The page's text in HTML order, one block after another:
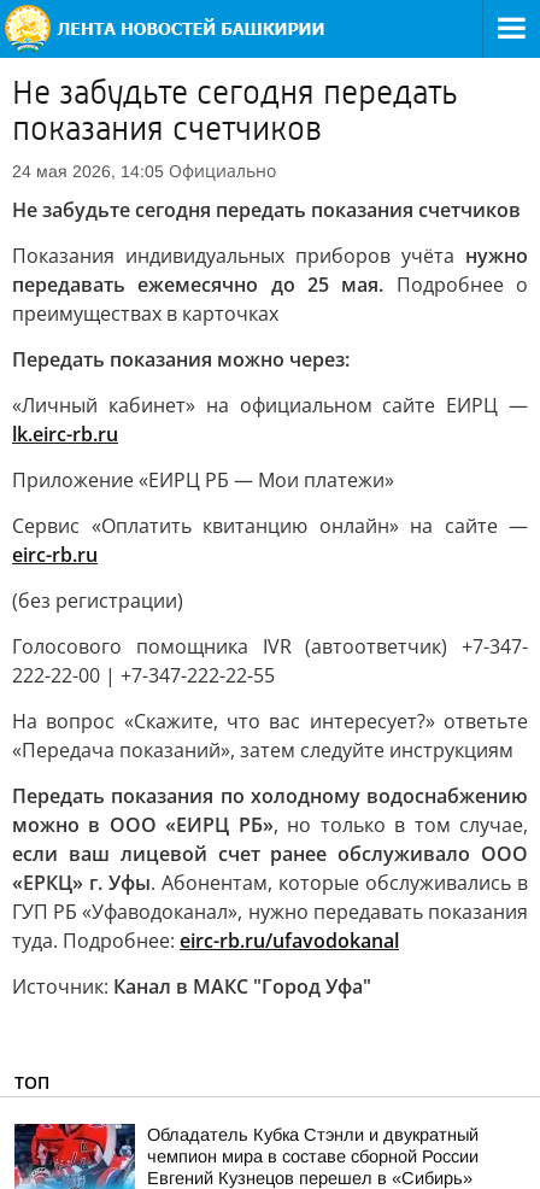
Не забудьте сегодня передать
показания счетчиков
24 мая 2026, 14:05 Официально
Не забудьте сегодня передать показания счетчиков
Показания индивидуальных приборов учёта нужно
передавать ежемесячно до 25 мая. Подробнее о
преимуществах в карточках
Передать показания можно через:
«Личный кабинет» на официальном сайте ЕИРЦ —
lk.eirc-rb.ru
Приложение «ЕИРЦ РБ — Мои платежи»
Сервис «Оплатить квитанцию онлайн» на сайте —
eirc-rb.ru
(без регистрации)
Голосового помощника IVR (автоответчик) +7-347-
222-22-00 | +7-347-222-22-55
На вопрос «Скажите, что вас интересует?» ответьте
«Передача показаний», затем следуйте инструкциям
Передать показания по холодному водоснабжению
можно в ООО «ЕИРЦ РБ», но только в том случае,
если ваш лицевой счет ранее обслуживало ООО
«ЕРКЦ» г. Уфы. Абонентам, которые обслуживались в
ГУП РБ «Уфаводоканал», нужно передавать показания
туда. Подробнее: eirc-rb.ru/ufavodokanal
Источник: Канал в МАКС "Город Уфа"
ТОП
Обладатель Кубка Стэнли и двукратный
чемпион мира в составе сборной России
Евгений Кузнецов перешел в «Сибирь»